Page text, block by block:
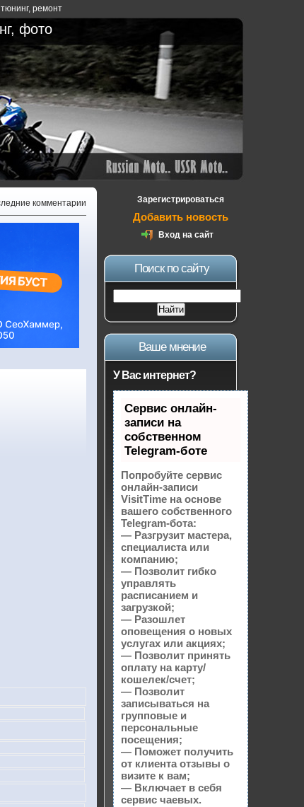
,ремонт
фото
комментарии Зарегистрироваться
Добавить новость
Вход на сайт
Поиск по сайту
Ваше мнение
У Вас интернет?
Сервис онлайн-
записи на
собственном
Telegram-боте
Попробуйте сервис
онлайн-записи
VisitTime на основе
вашего собственного
Telegram-бота:
— Разгрузит мастера,
специалиста или
компанию;
— Позволит гибко
управлять
расписанием и
загрузкой;
— Разошлет
оповещения о новых
услугах или акциях;
— Позволит принять
оплату на карту/
кошелек/счет;
— Позволит
записываться на
групповые и
персональные
посещения;
— Поможет получить
от клиента отзывы о
визите к вам;
— Включает в себя
сервис чаевых.